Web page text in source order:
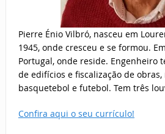
Pierre Énio Vilbró, nasceu em
1945, onde cresceu e se formou.
Portugal, onde reside. Engenheiro
de edifícios e fiscalização de obras,
basquetebol e futebol. Tem três
Confira aqui o seu currículo!